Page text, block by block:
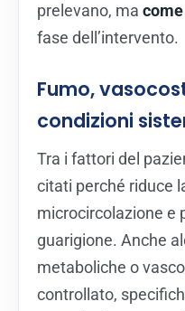
prelevano, ma come
fase dell’intervento.
Fumo,
condizioni
Tra i fattori del
citati perché riduce
microcircolazione e
guarigione. Anche
metaboliche o
controllato,